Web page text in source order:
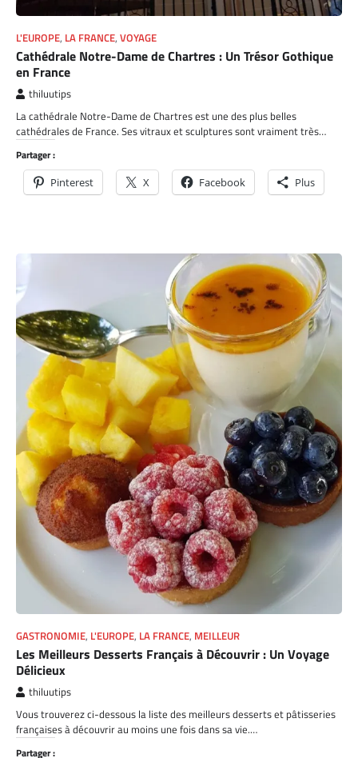
L'EUROPE, LA FRANCE, VOYAGE
Cathédrale Notre-Dame de Chartres : Un Trésor Gothique
en France
thiluutips
La cathédrale Notre-Dame de Chartres est une des plus belles
cathédrales de France. Ses vitraux et sculptures sont vraiment très…
Partager :
Pinterest X Facebook Plus
GASTRONOMIE, L'EUROPE, LA FRANCE, MEILLEUR
Les Meilleurs Desserts Français à Découvrir : Un Voyage
Délicieux
thiluutips
Vous trouverez ci-dessous la liste des meilleurs desserts et pâtisseries
françaises à découvrir au moins une fois dans sa vie.…
Partager :